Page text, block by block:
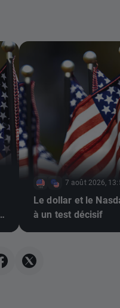
7 août 2026,
Le dollar et le
à un test décisif